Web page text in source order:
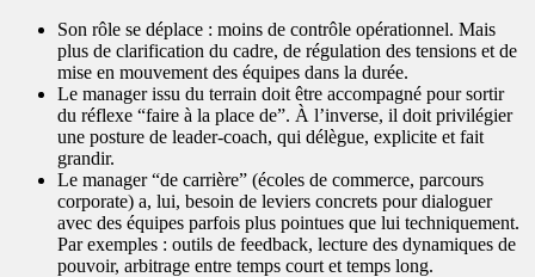
Son rôle se déplace : moins de contrôle opérationnel. Mais
plus de clarification du cadre, de régulation des tensions et de
mise en mouvement des équipes dans la durée.
Le manager issu du terrain doit être accompagné pour sortir
du réflexe “faire à la place de”. À l’inverse, il doit privilégier
une posture de leader‑coach, qui délègue, explicite et fait
grandir.
Le manager “de carrière” (écoles de commerce, parcours
corporate) a, lui, besoin de leviers concrets pour dialoguer
avec des équipes parfois plus pointues que lui techniquement.
Par exemples : outils de feedback, lecture des dynamiques de
pouvoir, arbitrage entre temps court et temps long.